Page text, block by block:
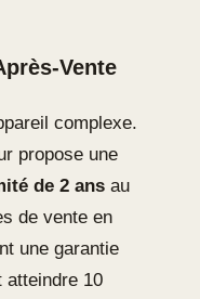
Vente
complexe.
propose une
de 2 ans au
de vente en
une garantie
atteindre 10